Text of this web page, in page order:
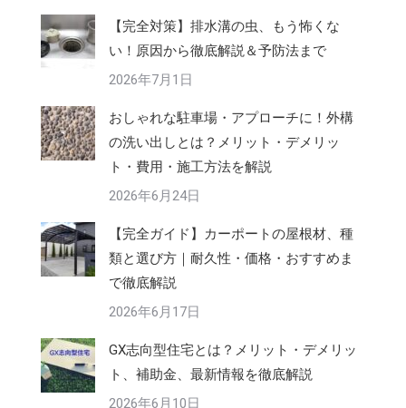
【完全対策】排水溝の虫、もう怖くな
い！原因から徹底解説＆予防法まで
2026年7月1日
おしゃれな駐車場・アプローチに！外構
の洗い出しとは？メリット・デメリッ
ト・費用・施工方法を解説
2026年6月24日
【完全ガイド】カーポートの屋根材、種
類と選び方｜耐久性・価格・おすすめま
で徹底解説
2026年6月17日
GX志向型住宅とは？メリット・デメリッ
ト、補助金、最新情報を徹底解説
2026年6月10日